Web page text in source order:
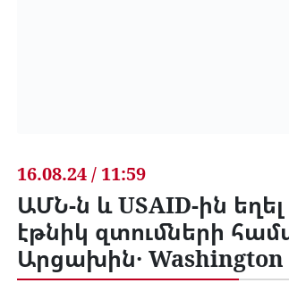
16.08.24 / 11:59
ԱՄՆ-ն և USAID-ին
էթնիկ զտումների
Արցախին․